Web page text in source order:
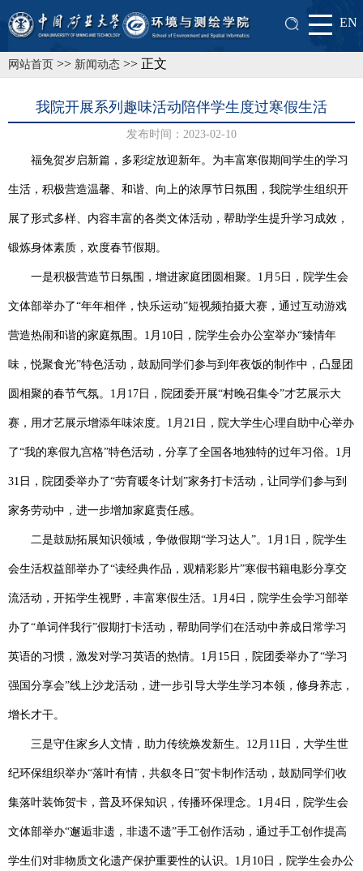
EN
网站首页 >> 新闻动态 >> 正文
我院开展系列趣味活动陪伴学生度过寒假生活
发布时间：2023-02-10
福兔贺岁启新篇，多彩绽放迎新年。为丰富寒假期间学生的学习
生活，积极营造温馨、和谐、向上的浓厚节日氛围，我院学生组织开
展了形式多样、内容丰富的各类文体活动，帮助学生提升学习成效，
锻炼身体素质，欢度春节假期。
一是积极营造节日氛围，增进家庭团圆相聚。 1月5日，院学生会
文体部举办了“年年相伴，快乐运动”短视频拍摄大赛，通过互动游戏
营造热闹和谐的家庭氛围。1月10日，院学生会办公室举办“臻情年
味，悦聚食光”特色活动，鼓励同学们参与到年夜饭的制作中，凸显团
圆相聚的春节气氛。1月17日，院团委开展“村晚召集令”才艺展示大
赛，用才艺展示增添年味浓度。1月21日，院大学生心理自助中心举办
了“我的寒假九宫格”特色活动，分享了全国各地独特的过年习俗。1月
31日，院团委举办了“劳育暖冬计划”家务打卡活动，让同学们参与到
家务劳动中，进一步增加家庭责任感。
二是鼓励拓展知识领域，争做假期“学习达人”。 1月1日，院学生
会生活权益部举办了“读经典作品，观精彩影片”寒假书籍电影分享交
流活动 ，开拓学生视野，丰富寒假生活。 1月4日，院学生会学习部举
办了“单词伴我行”假期打卡活动 ，帮助同学们在活动中养成日常学习
英语的习惯，激发对学习英语的热情。 1月15日，院团委举办了“学习
强国分享会”线上沙龙活动，进一步引导大学生学习本领，修身养志，
增长才干。
三是守住家乡人文情，助力传统焕发新生。 12月11日，大学生世
纪环保组织举办“落叶有情，共叙冬日”贺卡制作活动，鼓励同学们收
集落叶装饰贺卡，普及环保知识，传播环保理念。1月4日，院学生会
文体部举办“邂逅非遗，非遗不遗”手工创作活动，通过手工创作提高
学生们对非物质文化遗产保护重要性的认识。1月10日，院学生会办公